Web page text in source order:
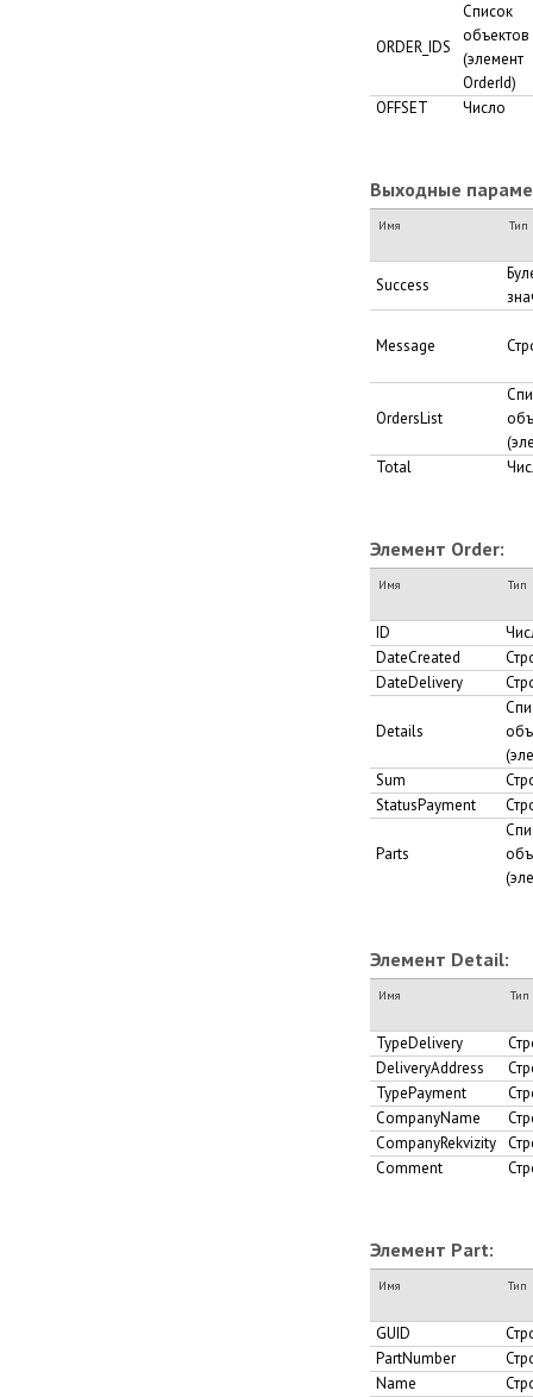
ORDER_IDS
Список
объектов
(элемент
OrderId)
OFFSET
Число
Выходные
Имя Тип
Success
Message
OrdersList
Total
Элемент Order:
Имя Тип
ID
DateCreated
DateDelivery
Details
Sum
StatusPayment
Parts
Элемент Detail:
Имя Тип
TypeDelivery
DeliveryAddress
TypePayment
CompanyName
CompanyRekvizity
Comment
Элемент Part:
Имя Тип
GUID
PartNumber
Name